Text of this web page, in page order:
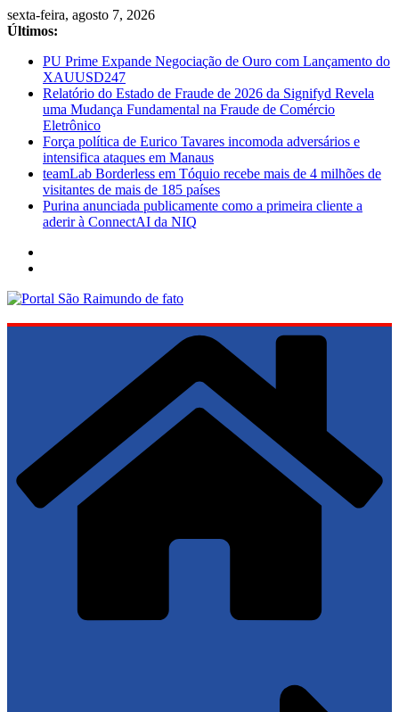
Pular
para
conteúdo
sexta-feira, agosto 7, 2026
Últimos:
PU Prime Expande Negociação de Ouro com Lançamento do
XAUUSD247
Relatório do Estado de Fraude de 2026 da Signifyd Revela
uma Mudança Fundamental na Fraude de Comércio
Eletrônico
Força política de Eurico Tavares incomoda adversários e
intensifica ataques em Manaus
teamLab Borderless em Tóquio recebe mais de 4 milhões de
visitantes de mais de 185 países
Purina anunciada publicamente como a primeira cliente a
aderir à ConnectAI da NIQ